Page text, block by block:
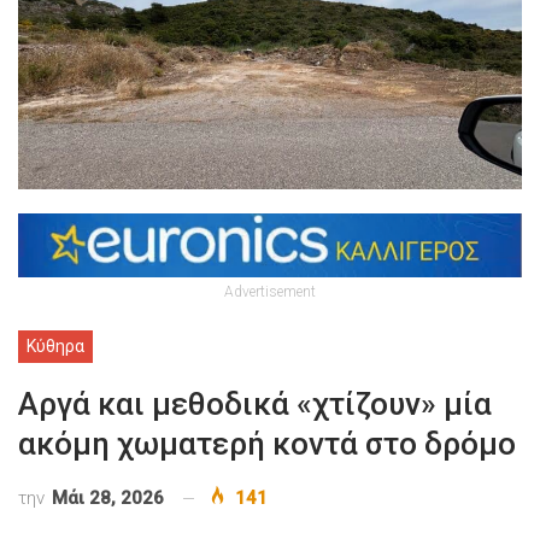
Advertisement
Κύθηρα
Αργά και μεθοδικά «χτίζουν» μία
ακόμη χωματερή κοντά στο δρόμο
την Μάι 28, 2026 141